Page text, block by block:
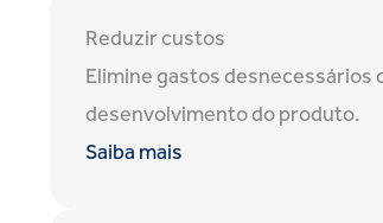
Reduzir custos
Elimine gastos desnecessários
desenvolvimento do produto.
Saiba mais